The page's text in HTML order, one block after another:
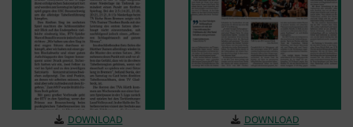
DOWNLOAD DOWNLOAD